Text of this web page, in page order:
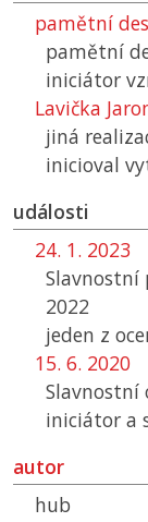
pamětní
pamětní
iniciátor
Lavička
jiná
inicioval
události
24. 1. 2023
Slavnostní
2022
jeden z
15. 6. 2020
Slavnostní
iniciátor a
autor
hub